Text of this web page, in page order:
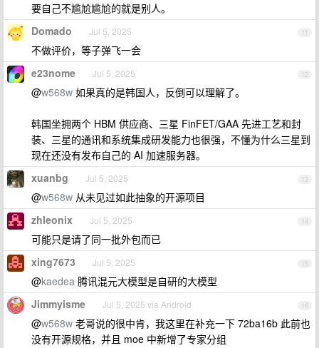
要自己不尴尬尴尬的就是别人。
11
Domado Jul 5, 2025
不做评价，等子弹飞一会
12
e23nome Jul 5, 2025
@w568w 如果真的是韩国人，反倒可以理解了。
韩国坐拥两个 HBM 供应商、三星 FinFET/GAA 先进工艺和封
装、三星的通讯和系统集成研发能力也很强，不懂为什么三星到
现在还没有发布自己的 AI 加速服务器。
13
xuanbg Jul 5, 2025
@w568w 从未见过如此抽象的开源项目
14
zhleonix Jul 5, 2025
可能只是请了同一批外包而已
15
xing7673 Jul 5, 2025
@kaedea 腾讯混元大模型是自研的大模型
16
Jimmyisme Jul 5, 2025 via Android
@w568w 老哥说的很中肯，我这里在补充一下 72ba16b 此前也
没有开源规格，并且 moe 中新增了专家分组